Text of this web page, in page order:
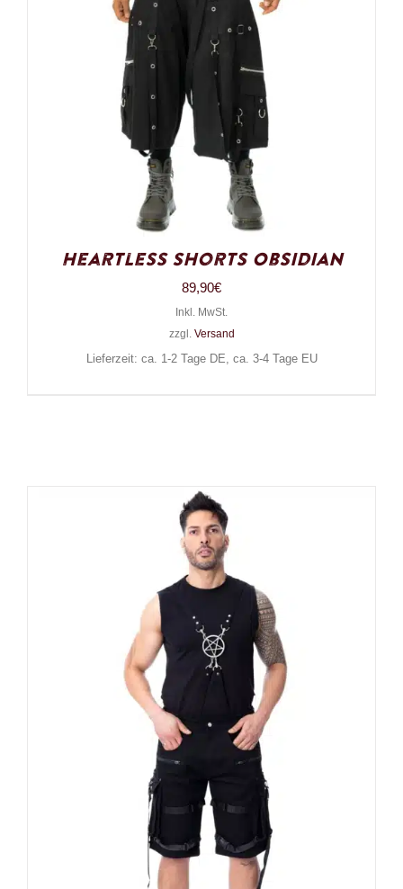
Heartless Shorts Obsidian
89,90€
Inkl. MwSt.
zzgl. Versand
Lieferzeit: ca. 1-2 Tage DE, ca. 3-4 Tage EU